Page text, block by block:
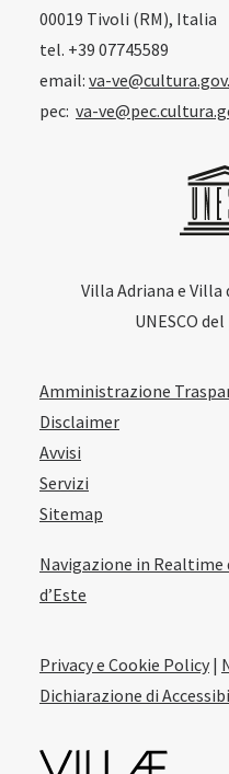
00019 Tivoli (RM), Italia
tel. +39 07745589
email: va-
pec: va-
Villa Adriana e
UNESCO
Amministrazione
Disclaimer
Avvisi
Servizi
Sitemap
Navigazione in
d’Este
Privacy e Cookie Policy |
Dichiarazione di